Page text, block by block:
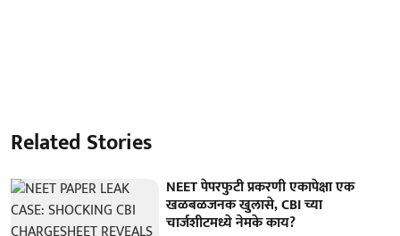
Related Stories
NEET पेपरफुटी प्रकरणी एकापेक्षा एक
खळबळजनक खुलासे, CBI च्या
चार्जशीटमध्ये नेमके काय?